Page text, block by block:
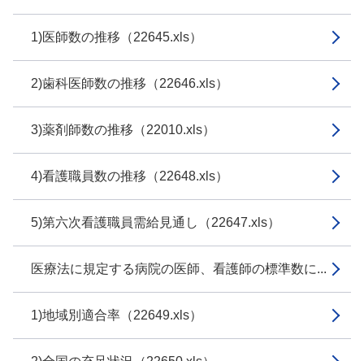
1)医師数の推移（22645.xls）
2)歯科医師数の推移（22646.xls）
3)薬剤師数の推移（22010.xls）
4)看護職員数の推移（22648.xls）
5)第六次看護職員需給見通し（22647.xls）
医療法に規定する病院の医師、看護師の標準数に...
1)地域別適合率（22649.xls）